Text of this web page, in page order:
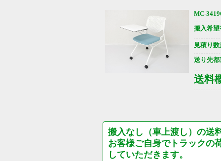
MC-
搬入希望
見積り数
送り先都
送料
搬入なし（車上渡し）の送
お客様ご自身でトラックの
していただきます。